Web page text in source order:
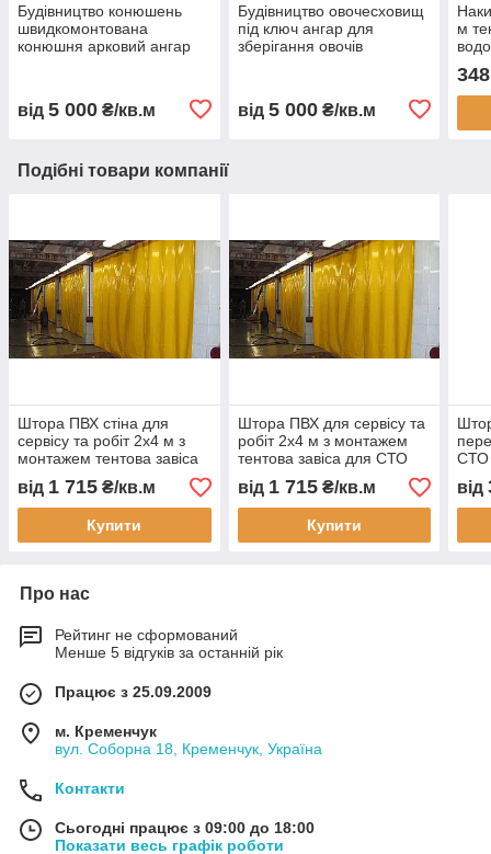
Будівництво конюшень
швидкомонтована
конюшня арковий ангар
будівництво
від 5 000 ₴/кв.м
Будівництво овочесховищ
під ключ ангар для
зберігання овочів
овочесховище
від 5 000₴/кв.м
м
348
Подібні товари компанії
Штора ПВХ стіна для
сервісу та робіт 2x4 м з
монтажем тентова завіса
для СТО автомийки
складу цеху захисна від
пилу вологи
від 1 715 ₴/кв.м
Купити
Штора ПВХ для сервісу та
робіт 2x4 м з монтажем
тентова завіса для СТО
автомийки складу цеху
захисна від пилу вологи та
тепла
від 1 715₴/кв.м
Купити
СТО
від
Про нас
Рейтинг не сформований
Менше 5 відгуків за останній рік
Працює з 25.09.2009
м. Кременчук
вул. Соборна 18, Кременчук, Україна
Контакти
Сьогодні працює з 09:00 до 18:00
Показати весь графік роботи